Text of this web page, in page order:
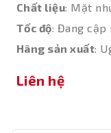
Chất liệu: Mặt
Tốc độ: Đang cập
Hãng sản xuất:
Liên hệ